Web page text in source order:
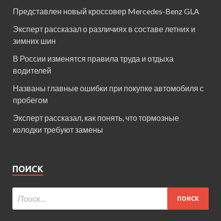
Представлен новый кроссовер Mercedes-Benz GLA
Эксперт рассказал о различиях в составе летних и
зимних шин
В России изменятся правила труда и отдыха
водителей
Названы главные ошибки при покупке автомобиля с
пробегом
Эксперт рассказал, как понять, что тормозные
колодки требуют замены
ПОИСК